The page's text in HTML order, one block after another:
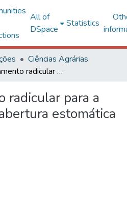
All of
DSpace
Statistics
Ciências Agrárias
Aprofundamento radicular para a manutenção da abertura estomática no tomateiro
radicular para a
estomática